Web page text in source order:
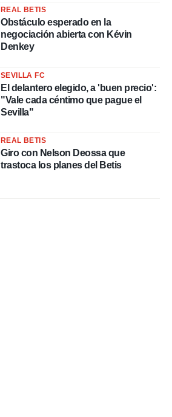
REAL BETIS
Obstáculo esperado en la
negociación abierta con Kévin
Denkey
SEVILLA FC
El delantero elegido, a 'buen precio':
"Vale cada céntimo que pague el
Sevilla"
REAL BETIS
Giro con Nelson Deossa que
trastoca los planes del Betis